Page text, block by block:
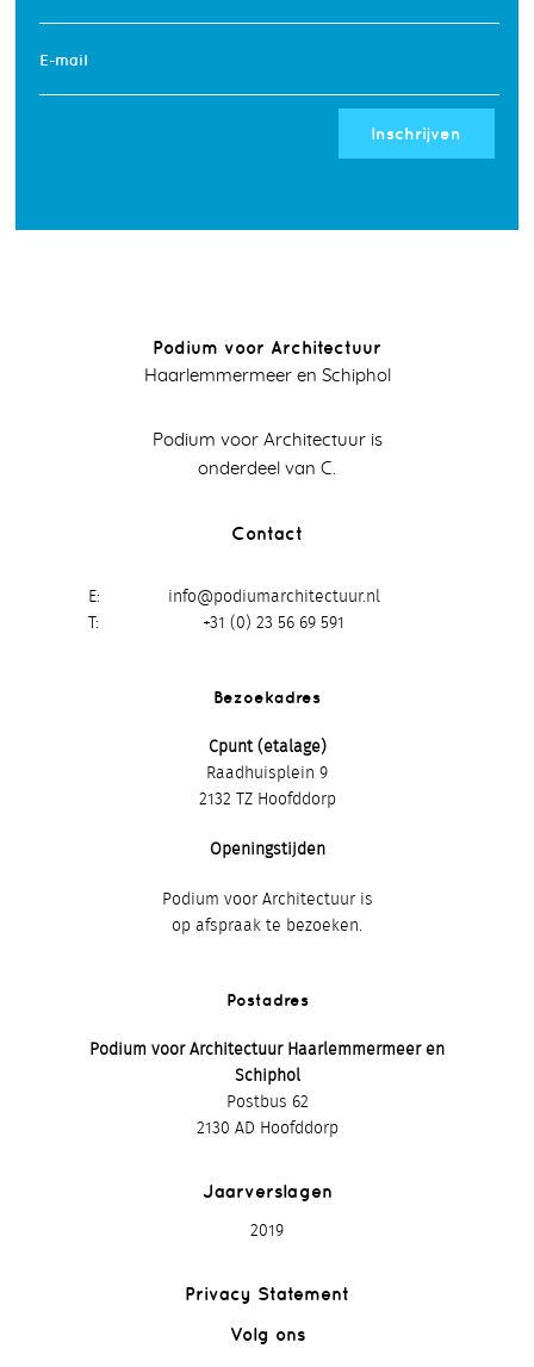
E-mail
Inschrijven
Podium voor Architectuur
Haarlemmermeer en Schiphol
Podium voor Architectuur is
onderdeel van C.
Contact
E
info@podiumarchitectuur.nl
T
+31 (0) 23 56 69 591
Bezoekadres
Cpunt (etalage)
Raadhuisplein 9
2132 TZ Hoofddorp
Openingstijden
Podium voor Architectuur is
op afspraak te bezoeken.
Postadres
Podium voor Architectuur Haarlemmermeer en
Schiphol
Postbus 62
2130 AD Hoofddorp
Jaarverslagen
2019
Privacy Statement
Volg ons